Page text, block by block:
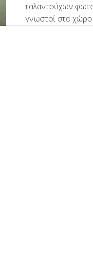
ταλαντούχων
γνωστοί στο χώρο